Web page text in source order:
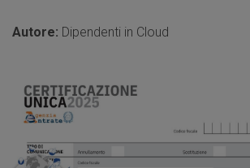
Autore: Dipendenti in Cloud